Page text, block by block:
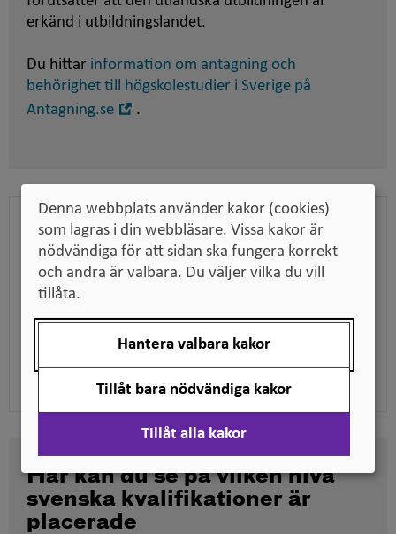
erkänd i utbildningslandet.
Du hittar information om antagning och
behörighet till högskolestudier i Sverige på
Antagning.se
.
Bedömningen som pdf
Ladda ner bedömningen för att till exempel kunna
skicka den till en arbetsgivare när du söker jobb,
Här kan du se på vilken nivå
svenska kvalifikationer är
placerade
Denna webbplats använder kakor (cookies)
som lagras i din webbläsare. Vissa kakor är
nödvändiga för att sidan ska fungera korrekt
och andra är valbara. Du väljer vilka du vill
tillåta.
Hantera valbara kakor
Tillåt bara nödvändiga kakor
Tillåt alla kakor